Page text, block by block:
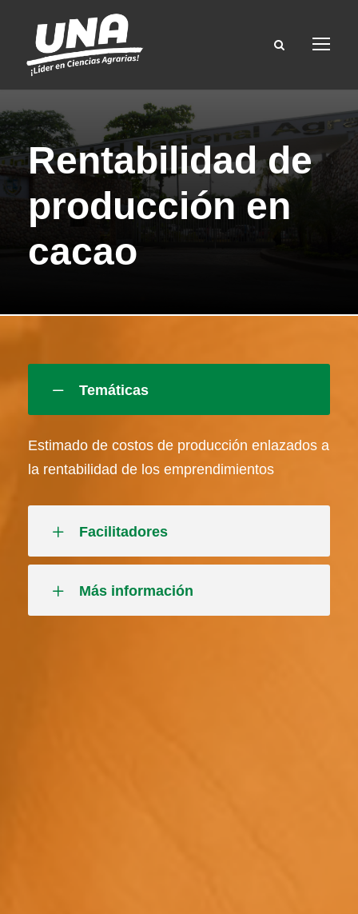
Rentabilidad de
producción en
cacao
Temáticas
Estimado de costos de producción enlazados a
la rentabilidad de los emprendimientos
Facilitadores
Más información